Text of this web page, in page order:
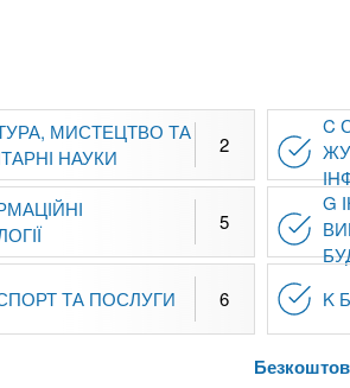
МИСТЕЦТВО ТА
НАУКИ
2
C
5
G
ТА ПОСЛУГИ 6 K